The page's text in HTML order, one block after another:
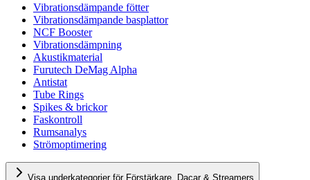
Vibrationsdämpande fötter
Vibrationsdämpande basplattor
NCF Booster
Vibrationsdämpning
Akustikmaterial
Furutech DeMag Alpha
Antistat
Tube Rings
Spikes & brickor
Faskontroll
Rumsanalys
Strömoptimering
Visa underkategorier för Förstärkare, Dacar & Streamers